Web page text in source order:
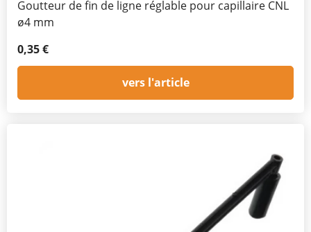
Goutteur de fin de ligne réglable pour capillaire CNL
ø4 mm
0,35 €
vers l'article